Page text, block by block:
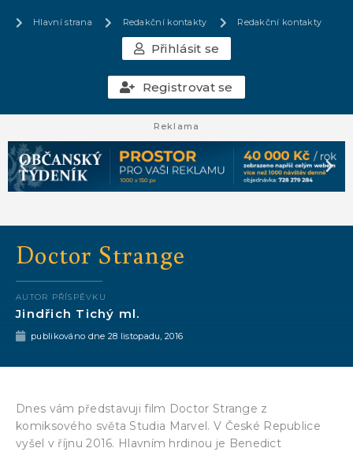
Hlavní strana Redakční kontakty Redakční kontakty
Přihlásit se
Registrovat se
Reklama
Doctor Strange
AUTOR PŘÍSPĚVKU
Jindřich Tichý ml.
publikováno dne 28 listopadu, 2016
Dnes vám představuji film Doctor Strange z
komiksového světa Studia Marvel. V České Republice
vyšel v říjnu 2016. Hlavním hrdinou je Benedict